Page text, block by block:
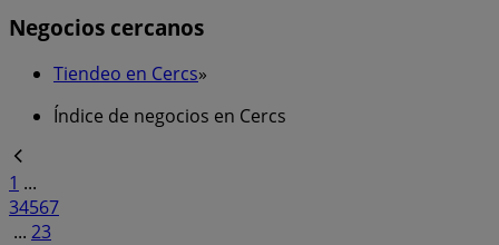
Negocios cercanos
Tiendeo en Cercs»
Índice de negocios en Cercs
1 ...
34567
... 23